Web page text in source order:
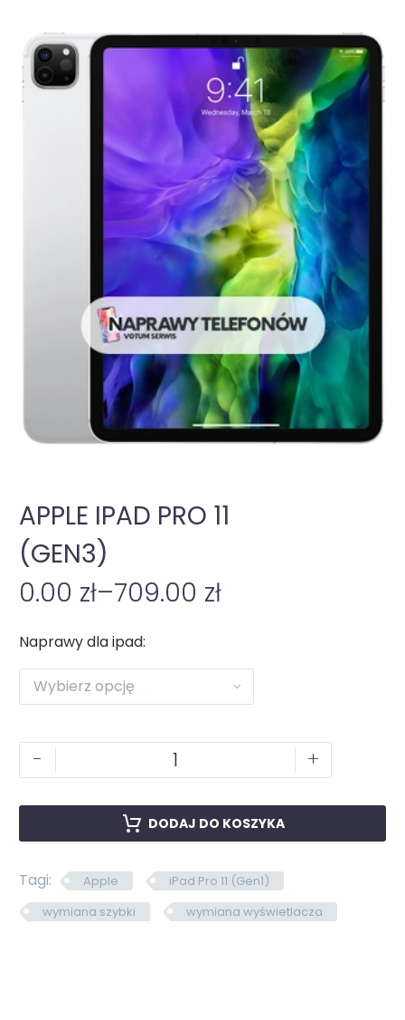
APPLE IPAD PRO 11
(GEN3)
0.00 zł–709.00 zł
Naprawy dla ipad
Wybierz opcję
- +
DODAJ DO KOSZYKA
Tagi: Apple
iPad Pro 11 (Gen1)
wymiana szybki
wymiana wyświetlacza